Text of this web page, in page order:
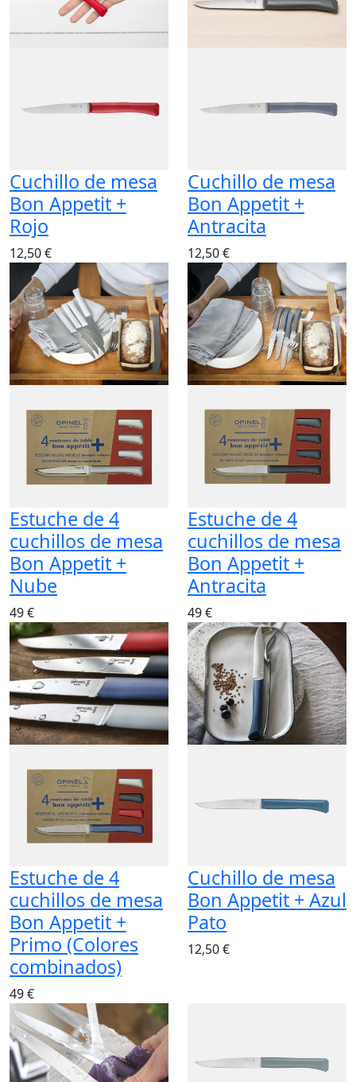
Cuchillo de mesa
Bon Appetit +
Rojo
12,50 €
Cuchillo de mesa
Bon Appetit +
Antracita
12,50 €
Estuche de 4
cuchillos de mesa
Bon Appetit +
Nube
49 €
Estuche de 4
cuchillos de mesa
Bon Appetit +
Antracita
49 €
Estuche de 4
cuchillos de mesa
Bon Appetit +
Primo (Colores
combinados)
49 €
Cuchillo de mesa
Bon Appetit + Azul
Pato
12,50 €